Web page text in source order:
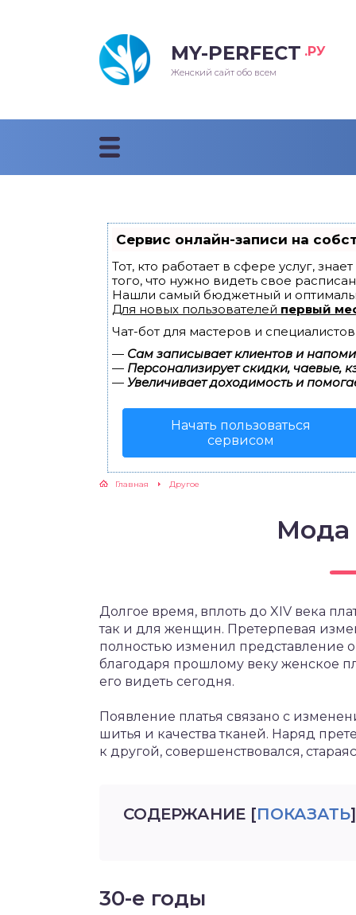
MY-PERFECT .РУ
Женский сайт обо всем
Сервис онлайн-записи на
Тот, кто работает в сфере услуг,
того, что нужно видеть свое
Нашли самый бюджетный и
Для новых пользователей первый
Чат-бот для мастеров и
— Сам записывает клиентов и
— Персонализирует скидки, чаевые,
— Увеличивает доходимость и
Начать пользоваться
сервисом
Главная Другое
Мода
Долгое время, вплоть до XIV века
так и для женщин. Претерпевая
полностью изменил представление
благодаря прошлому веку женское
его видеть сегодня.
Появление платья связано с
шитья и качества тканей. Наряд
к другой, совершенствовался,
СОДЕРЖАНИЕ [ПОКАЗАТЬ]
30-е годы
прически 2018
стрижки 2018